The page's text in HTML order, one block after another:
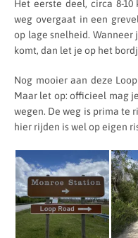
Het eerste deel, circa 8-
weg overgaat in een
op lage snelheid. Wanneer
komt, dan let je op het
Nog mooier aan deze
Maar let op: officieel mag
wegen. De weg is prima te
hier rijden is wel op eigen